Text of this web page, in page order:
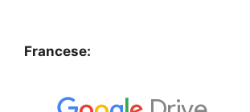
Francese: